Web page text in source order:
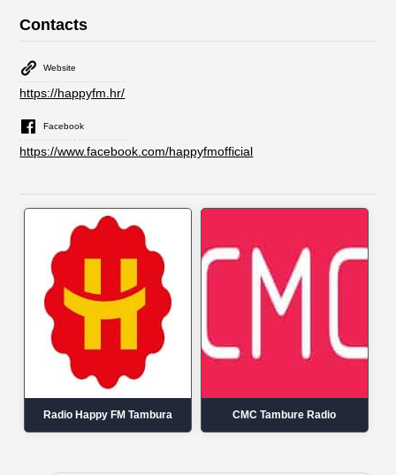
Contacts
Website
https://happyfm.hr/
Facebook
https://www.facebook.com/happyfmofficial
Radio Happy FM Tambura CMC Tambure Radio